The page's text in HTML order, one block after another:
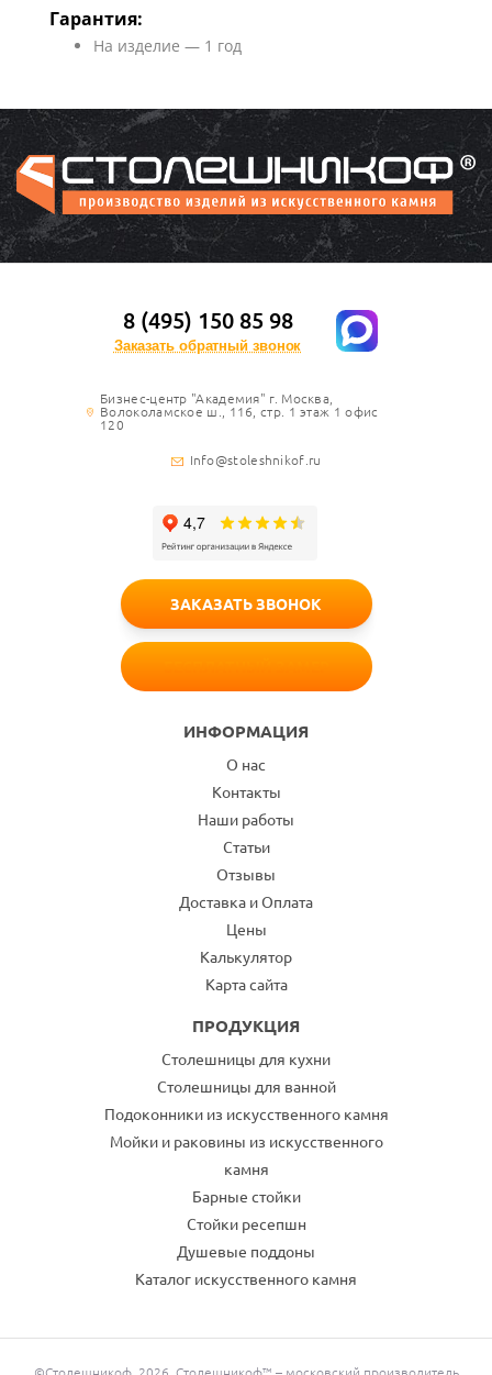
Гарантия:
На изделие — 1 год
8 (495) 150 85 98
Заказать обратный звонок
Бизнес-центр "Академия" г. Москва,
Волоколамское ш., 116, стр. 1 этаж 1 офис
120
Info@stoleshnikof.ru
ИНФОРМАЦИЯ
О нас
Контакты
Наши работы
Статьи
Отзывы
Доставка и Оплата
Цены
Калькулятор
Карта сайта
ПРОДУКЦИЯ
Столешницы для кухни
Столешницы для ванной
Подоконники из искусственного камня
Мойки и раковины из искусственного
камня
Барные стойки
Стойки ресепшн
Душевые поддоны
Каталог искусственного камня
ЗАКАЗАТЬ ЗВОНОК